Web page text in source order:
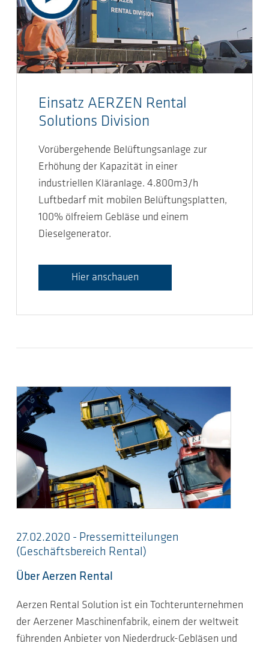
Einsatz AERZEN Rental
Solutions Division
Vorübergehende Belüftungsanlage zur
Erhöhung der Kapazität in einer
industriellen Kläranlage. 4.800m3/h
Luftbedarf mit mobilen Belüftungsplatten,
100% ölfreiem Gebläse und einem
Dieselgenerator.
Hier anschauen
27.02.2020 - Pressemitteilungen
(Geschäftsbereich Rental)
Über Aerzen Rental
Aerzen Rental Solution ist ein Tochterunternehmen
der Aerzener Maschinenfabrik, einem der weltweit
führenden Anbieter von Niederdruck-Gebläsen und